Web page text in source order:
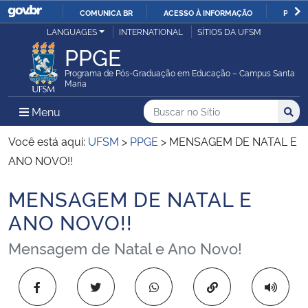
IR
O
COMUNICA BR ACESSO À INFORMAÇÃO
Ministério da Justiça e Segurança Pública
Ministério da Defesa
Ministério das Relações Exteriores
Ministério da Infraestrutura
Ministério da Agricultura, Pecuária e Abastecimento
Ministério da Educação
LANGUAGES INTERNATIONAL SÍTIOS DA UFSM
PPGE
Programa de Pós-Graduação em Educação – Campus Santa
Maria
Menu Menu Principal do Sítio
Busca
Buscar no no Sítio
Busca:
Você está aqui: UFSM > PPGE > MENSAGEM DE NATAL E
ANO NOVO!!
Início do conteúdo
MENSAGEM DE NATAL E
ANO NOVO!!
Mensagem de Natal e Ano Novo!
Copiar para área